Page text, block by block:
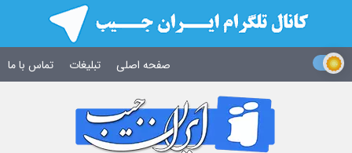
صفحه اصلی تبلیغات تماس با ما